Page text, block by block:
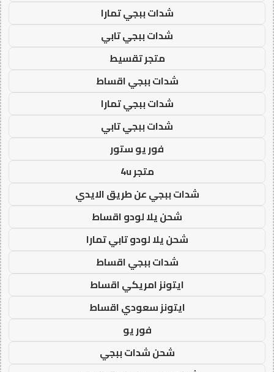
شدات ببجي تمارا
شدات ببجي تابي
متجر تقسيط
شدات ببجي اقساط
شدات ببجي تمارا
شدات ببجي تابي
فور يو ستور
متجر 4u
شدات ببجي عن طريق الايدي
شحن يلا لودو اقساط
شحن يلا لودو تابي تمارا
شدات ببجي اقساط
ايتونز امريكي اقساط
ايتونز سعودي اقساط
فور يو
شحن شدات ببجي